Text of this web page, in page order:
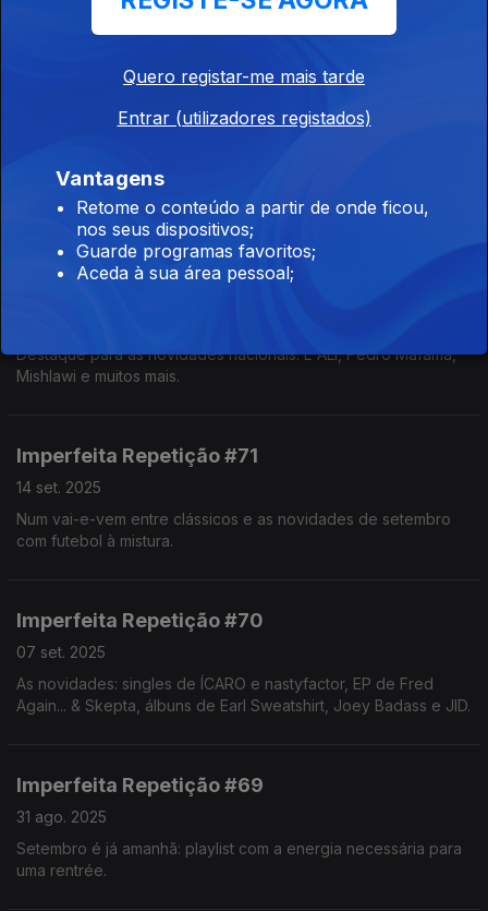
Imperfeita Repetição #73
Passagem por Russ, novidades de Vialonga e um regresso
aos PLAY.
Destaque para as novidades nacionais: L-ALI, Pedro Mafama,
Mishlawi e muitos mais.
Imperfeita Repetição #71
14 set. 2025
Num vai-e-vem entre clássicos e as novidades de setembro
com futebol à mistura.
Imperfeita Repetição #70
07 set. 2025
As novidades: singles de ÍCARO e nastyfactor, EP de Fred
Again... & Skepta, álbuns de Earl Sweatshirt, Joey Badass e JID.
Imperfeita Repetição #69
31 ago. 2025
Setembro é já amanhã: playlist com a energia necessária para
uma rentrée.
Quero registar-me mais tarde
Entrar (utilizadores registados)
Vantagens
Retome o conteúdo a partir de onde ficou,
nos seus dispositivos;
Guarde programas favoritos;
Aceda à sua área pessoal;